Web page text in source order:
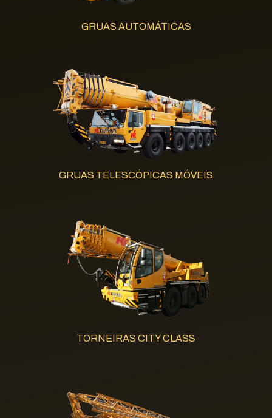
GRUAS AUTOMÁTICAS
GRUAS TELESCÓPICAS MÓVEIS
TORNEIRAS CITY CLASS